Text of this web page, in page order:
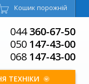
Кошик порожній
044360-67-50
050 147-43-00
068 147-43-00
ТЕХНІКИ